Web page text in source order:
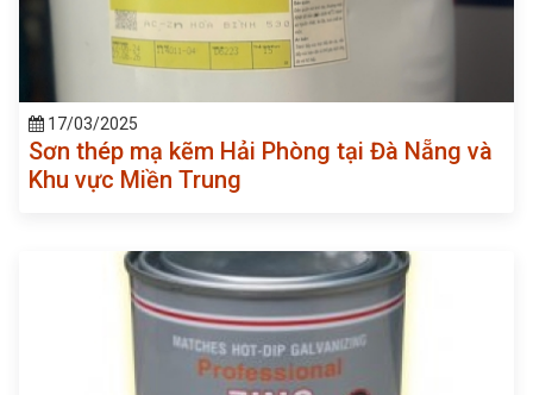
17/03/2025
Sơn thép mạ kẽm Hải Phòng tại Đà Nẵng và
Khu vực Miền Trung